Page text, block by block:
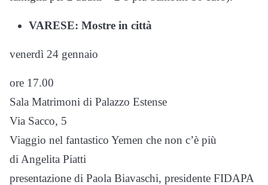
VARESE: Mostre in città
venerdì 24 gennaio
ore 17.00
Sala Matrimoni di Palazzo Estense
Via Sacco, 5
Viaggio nel fantastico Yemen che non c’è più
di Angelita Piatti
presentazione di Paola Biavaschi, presidente FIDAPA